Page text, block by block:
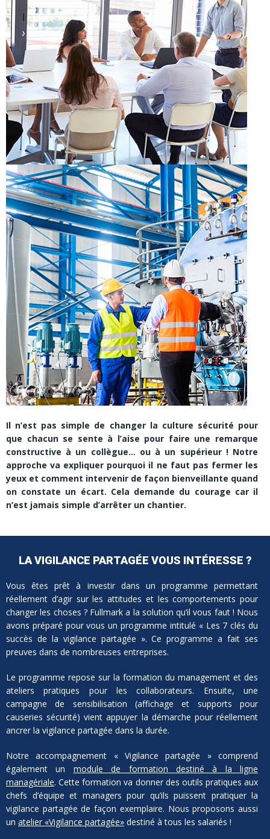
Il n’est pas simple de changer la culture sécurité pour
que chacun se sente à l’aise pour faire une remarque
constructive à un collègue… ou à un supérieur ! Notre
approche va expliquer pourquoi il ne faut pas fermer les
yeux et comment intervenir de façon bienveillante quand
on constate un écart. Cela demande du courage car il
n’est jamais simple d’arrêter un chantier.
LA VIGILANCE PARTAGÉE VOUS INTÉRESSE ?
Vous êtes prêt à investir dans un programme permettant
réellement d’agir sur les attitudes et les comportements pour
changer les choses ? Fullmark a la solution qu’il vous faut ! Nous
avons préparé pour vous un programme intitulé « Les 7 clés du
succès de la vigilance partagée ». Ce programme a fait ses
preuves dans de nombreuses entreprises.
Le programme repose sur la formation du management et des
ateliers pratiques pour les collaborateurs. Ensuite, une
campagne de sensibilisation (affichage et supports pour
causeries sécurité) vient appuyer la démarche pour réellement
ancrer la vigilance partagée dans la durée.
Notre accompagnement « Vigilance partagée » comprend
également un module de formation destiné à la ligne
managériale. Cette formation va donner des outils pratiques aux
chefs d’équipe et managers pour qu’ils puissent pratiquer la
vigilance partagée de façon exemplaire. Nous proposons aussi
un atelier «Vigilance partagée» destiné à tous les salariés !